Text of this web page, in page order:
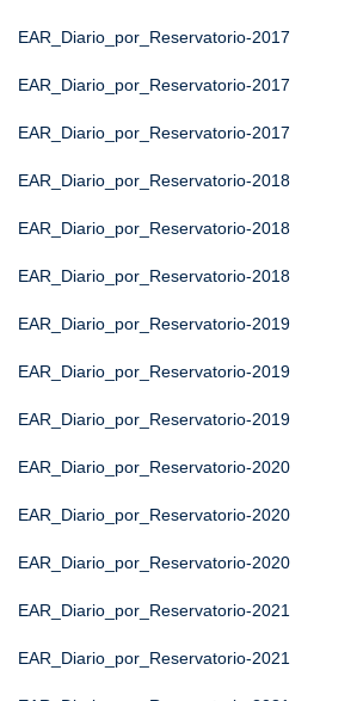
EAR_Diario_por_Reservatorio-2017
EAR_Diario_por_Reservatorio-2017
EAR_Diario_por_Reservatorio-2017
EAR_Diario_por_Reservatorio-2018
EAR_Diario_por_Reservatorio-2018
EAR_Diario_por_Reservatorio-2018
EAR_Diario_por_Reservatorio-2019
EAR_Diario_por_Reservatorio-2019
EAR_Diario_por_Reservatorio-2019
EAR_Diario_por_Reservatorio-2020
EAR_Diario_por_Reservatorio-2020
EAR_Diario_por_Reservatorio-2020
EAR_Diario_por_Reservatorio-2021
EAR_Diario_por_Reservatorio-2021